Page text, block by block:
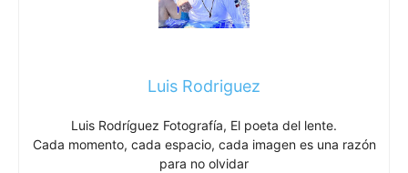
Luis Rodriguez
Luis Rodríguez Fotografía, El poeta del lente.
Cada momento, cada espacio, cada imagen es una razón
para no olvidar